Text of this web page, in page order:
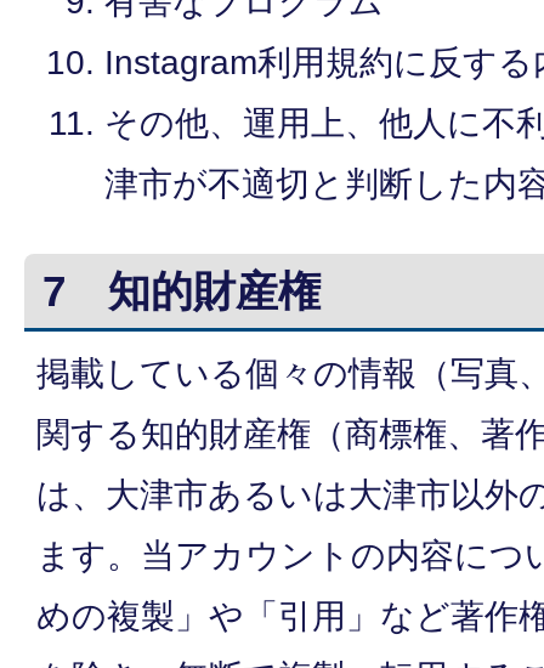
Instagram利用規約に反する
その他、運用上、他人に不
津市が不適切と判断した内
7 知的財産権
掲載している個々の情報（写真
関する知的財産権（商標権、著
は、大津市あるいは大津市以外
ます。当アカウントの内容につ
めの複製」や「引用」など著作